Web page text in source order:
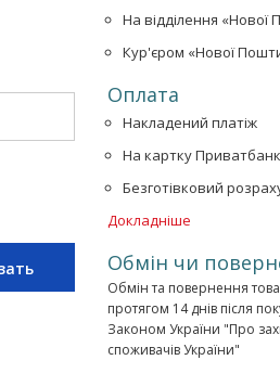
На відділення «Нової
Кур'єром «Нової
Оплата
Накладений платіж
На картку
Безготівковий
Докладніше
Обмін чи
Обмін та повернення
протягом 14 днів після
Законом України "Про
споживачів України"